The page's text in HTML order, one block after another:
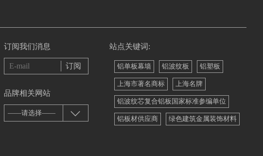
订阅我们消息
品牌相关网站
——请选择——
站点关键词:
铝单板幕墙 铝波纹板 铝塑板
上海市著名商标 上海名牌
铝波纹芯复合铝板国家标准参编单位
铝板材供应商 绿色建筑金属装饰材料